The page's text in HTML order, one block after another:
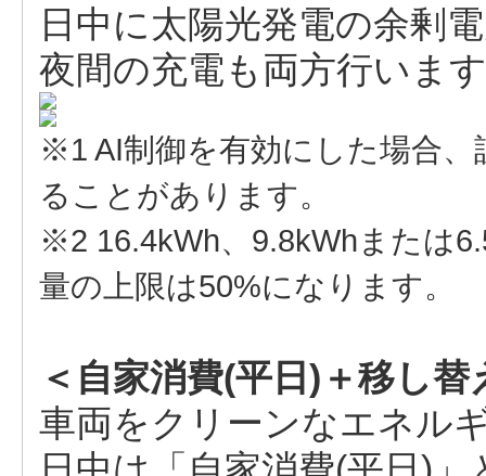
日中に太陽光発電の余剰
夜間の充電も両方行いま
※1 AI制御を有効にした場合
ることがあります。
※2 16.4kWh、9.8kWhまたは
量の上限は50%になります。
＜自家消費(平日)＋移し替
車両をクリーンなエネル